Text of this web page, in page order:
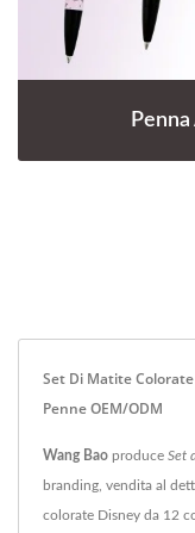
Set Di Matite
Penne OEM/ODM
Wang Bao produce Set
branding, vendita al
colorate Disney da 12